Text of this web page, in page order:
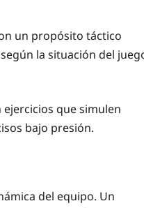
un propósito táctico
la situación del
que simulen
bajo presión.
del equipo. Un